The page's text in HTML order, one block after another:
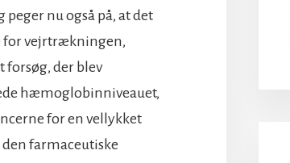
nu også på, at det
for vejrtrækningen,
forsøg, der blev
hæmoglobinniveauet,
for en vellykket
farmaceutiske